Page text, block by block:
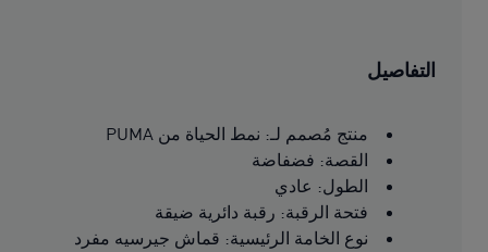
التفاصيل
منتج مُصمم لـ: نمط الحياة من PUMA
القصة: فضفاضة
الطول: عادي
فتحة الرقبة: رقبة دائرية ضيقة
نوع الخامة الرئيسية: قماش جيرسيه مفرد